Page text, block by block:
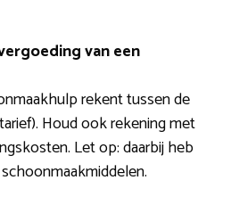
van een
rekent tussen de
Houd ook rekening met
Let op: daarbij heb